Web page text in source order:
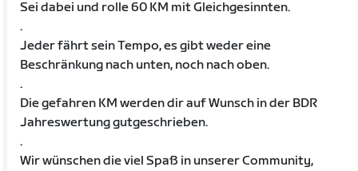
Sei dabei und rolle 60 KM mit Gleichgesinnten.
.
Jeder fährt sein Tempo, es gibt weder eine
Beschränkung nach unten, noch nach oben.
.
Die gefahren KM werden dir auf Wunsch in der BDR
Jahreswertung gutgeschrieben.
.
Wir wünschen die viel Spaß in unserer Community,